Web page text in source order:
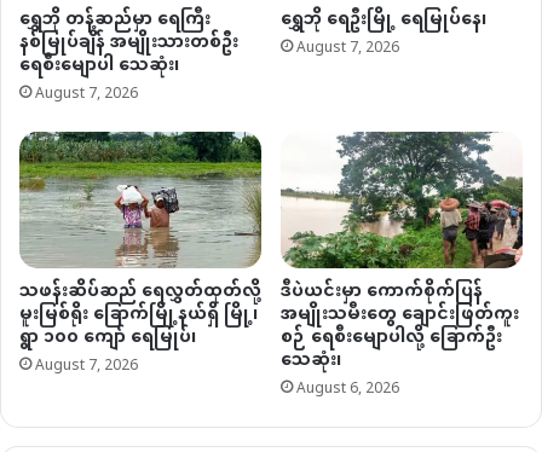
ရွှေဘို တန့်ဆည်မှာ ရေကြီး
နစ်မြုပ်ချိန် အမျိုးသားတစ်ဦး
ရေစီးမျောပါ သေဆုံး၊
August 7, 2026
ရွှေဘို ရေဦးမြို့ ရေမြုပ်နေ၊
August 7, 2026
သဖန်းဆိပ်ဆည် ရေလွှတ်ထုတ်လို့
မူးမြစ်ရိုး ခြောက်မြို့နယ်ရှိ မြို့၊
ရွာ ၁၀၀ ကျော် ရေမြုပ်၊
August 7, 2026
ဒီပဲယင်းမှာ ကောက်စိုက်ပြန်
အမျိုးသမီးတွေ ချောင်းဖြတ်ကူး
စဉ် ရေစီးမျောပါလို့ ခြောက်ဦး
သေဆုံး၊
August 6, 2026